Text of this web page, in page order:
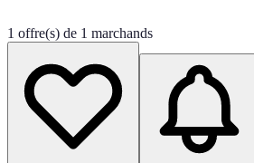
1 offre(s) de 1 marchands